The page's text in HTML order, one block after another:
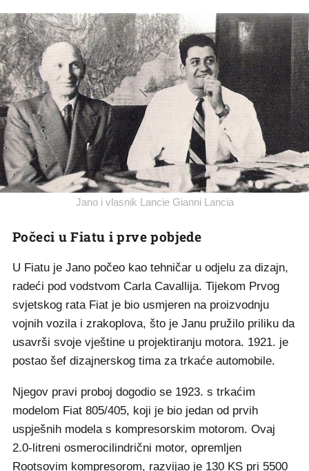
Jano i vlasnik Lancie Gianni Lancia
Počeci u Fiatu i prve pobjede
U Fiatu je Jano počeo kao tehničar u odjelu za dizajn,
radeći pod vodstvom Carla Cavallija. Tijekom Prvog
svjetskog rata Fiat je bio usmjeren na proizvodnju
vojnih vozila i zrakoplova, što je Janu pružilo priliku da
usavrši svoje vještine u projektiranju motora. 1921. je
postao šef dizajnerskog tima za trkaće automobile.
Njegov pravi proboj dogodio se 1923. s trkaćim
modelom Fiat 805/405, koji je bio jedan od prvih
uspješnih modela s kompresorskim motorom. Ovaj
2.0-litreni osmerocilindrični motor, opremljen
Rootsovim kompresorom, razvijao je 130 KS pri 5500